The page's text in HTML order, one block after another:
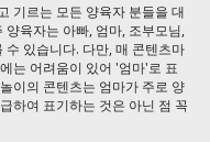
기르는 모든 양육자 분들을 대
육자는 아빠, 엄마, 조부모님,
있습니다. 다만, 매 콘텐츠마
는 어려움이 있어 '엄마'로 표
이의 콘텐츠는 엄마가 주로 양
하여 표기하는 것은 아닌 점 꼭